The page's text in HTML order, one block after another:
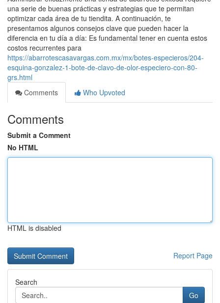
una serie de buenas prácticas y estrategias que te permitan
optimizar cada área de tu tiendita. A continuación, te
presentamos algunos consejos clave que pueden hacer la
diferencia en tu día a día: Es fundamental tener en cuenta estos
costos recurrentes para
https://abarrotescasavargas.com.mx/mx/botes-especieros/204-
esquina-gonzalez-1-bote-de-clavo-de-olor-especiero-con-80-
grs.html
Comments
Who Upvoted
Comments
Submit a Comment
No HTML
HTML is disabled
Report Page
Search
Go